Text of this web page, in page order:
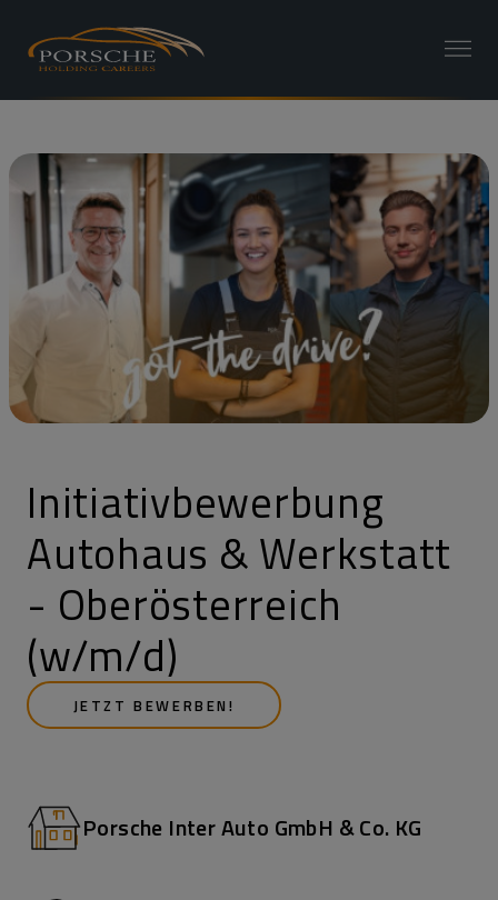
Initiativbewerbung
Autohaus & Werkstatt
- Oberösterreich
(w/m/d)
JETZT BEWERBEN!
Porsche Inter Auto GmbH & Co. KG